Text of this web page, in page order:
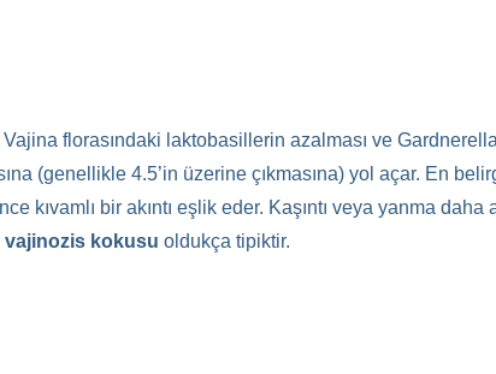
florasındaki laktobasillerin azalması ve
(genellikle 4.5’in üzerine çıkmasına) yol açar. En
kıvamlı bir akıntı eşlik eder. Kaşıntı veya yanma
vajinozis kokusu oldukça tipiktir.